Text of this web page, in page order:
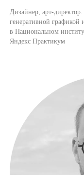
Дизайнер, арт-
генеративной
в Национальном
Яндекс Практикум